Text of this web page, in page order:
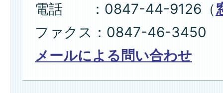
電話 ：0847-44-9126（
ファクス：0847-46-3450
メールによる問い合わせ